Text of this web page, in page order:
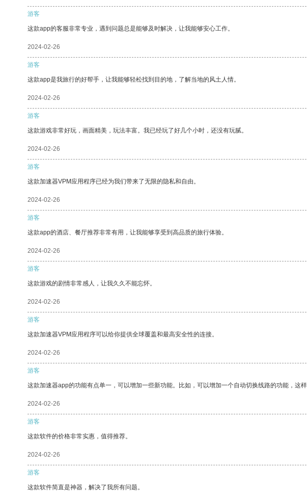
游客
这款app的客服非常专业，遇到问题总是能够及时解决，让我能够安心工作。
2024-02-26
游客
这款app是我旅行的好帮手，让我能够轻松找到目的地，了解当地的风土人情。
2024-02-26
游客
这款游戏非常好玩，画面精美，玩法丰富。我已经玩了好几个小时，还没有玩腻。
2024-02-26
游客
这款加速器VPM应用程序已经为我们带来了无限的隐私和自由。
2024-02-26
游客
这款app的酒店、餐厅推荐非常有用，让我能够享受到高品质的旅行体验。
2024-02-26
游客
这款游戏的剧情非常感人，让我久久不能忘怀。
2024-02-26
游客
这款加速器VPM应用程序可以给你提供全球覆盖和最高安全性的连接。
2024-02-26
游客
这款加速器app的功能有点单一，可以增加一些新功能。比如，可以增加一个自动切换线路的功能，这
2024-02-26
游客
这款软件的价格非常实惠，值得推荐。
2024-02-26
游客
这款软件简直是神器，解决了我所有问题。